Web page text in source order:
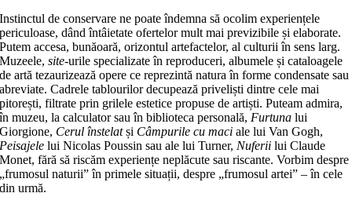
Instinctul de conservare ne poate îndemna să ocolim experiențele
periculoase, dând întâietate ofertelor mult mai previzibile și elaborate.
Putem accesa, bunăoară, orizontul artefactelor, al culturii în sens larg.
Muzeele,site-urile specializate în reproduceri, albumele și cataloagele
de artă tezaurizează opere ce reprezintă natura în forme condensate sau
abreviate. Cadrele tablourilor decupează priveliști dintre cele mai
pitorești, filtrate prin grilele estetice propuse de artiști. Puteam admira,
în muzeu, la calculator sau în biblioteca personală,Furtuna lui
Giorgione, Cerul înstelatși Câmpurile cu maci ale lui Van Gogh,
Peisajele lui Nicolas Poussin sau ale lui Turner,Nuferii lui Claude
Monet, fără să riscăm experiențe neplăcute sau riscante. Vorbim despre
„frumosul naturii” în primele situații, despre „frumosul artei” – în cele
din urmă.